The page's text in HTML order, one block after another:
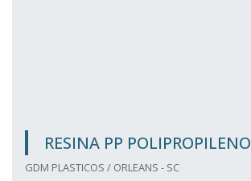
RESINA PP POLIPROPILENO
GDM PLASTICOS / ORLEANS - SC